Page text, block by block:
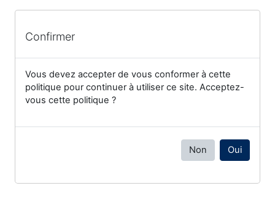
Confirmer
Vous devez accepter de vous conformer à cette
politique pour continuer à utiliser ce site. Acceptez-
vous cette politique ?
Non Oui